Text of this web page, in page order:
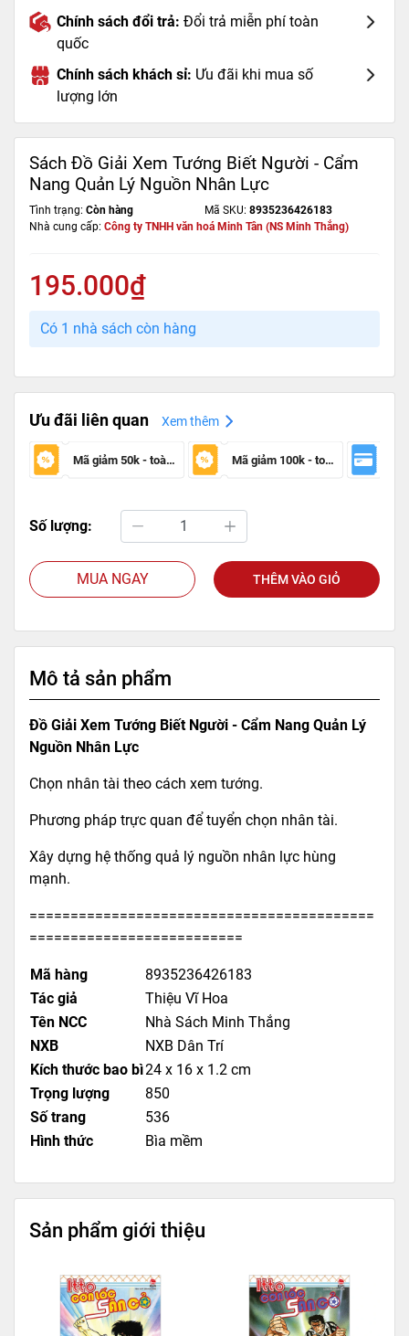
Chính sách đổi trả: Đổi trả miễn phí toàn
quốc
Chính sách khách sỉ: Ưu đãi khi mua số
lượng lớn
Sách Đồ Giải Xem Tướng Biết Người - Cẩm
Nang Quản Lý Nguồn Nhân Lực
Tình trạng: Còn hàng Mã SKU: 8935236426183
Nhà cung cấp: Công ty TNHH văn hoá Minh Tân (NS Minh Thắng)
195.000₫
Có 1 nhà sách còn hàng
Ưu đãi liên quan Xem thêm
Mã giảm 50k - toàn sàn Mã giảm 100k - toàn sàn
Số lượng:
MUA NGAY THÊM VÀO GIỎ
Mô tả sản phẩm
Đồ Giải Xem Tướng Biết Người - Cẩm Nang Quản Lý
Nguồn Nhân Lực
Chọn nhân tài theo cách xem tướng.
Phương pháp trực quan để tuyển chọn nhân tài.
Xây dựng hệ thống quả lý nguồn nhân lực hùng
mạnh.
==========================================
==========================
Mã hàng
8935236426183
Tác giả
Thiệu Vĩ Hoa
Tên NCC
Nhà Sách Minh Thắng
NXB
NXB Dân Trí
Kích thước bao bì24 x 16 x 1.2 cm
Trọng lượng
850
Số trang
536
Hình thức
Bìa mềm
Sản phẩm giới thiệu